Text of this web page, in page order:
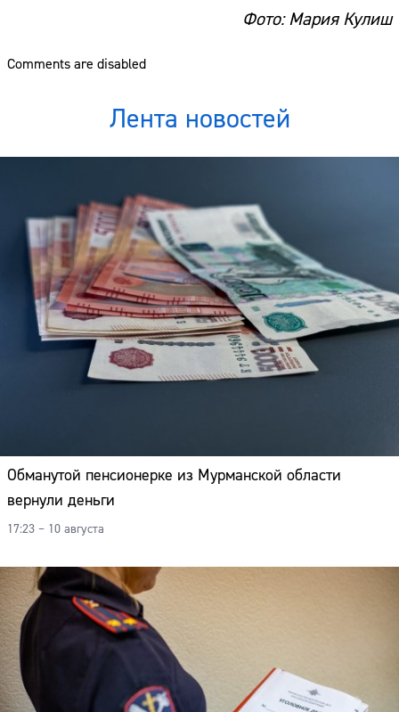
Фото: Мария Кулиш
Comments are disabled
Лента новостей
Обманутой пенсионерке из Мурманской области
вернули деньги
17:23 – 10 августа